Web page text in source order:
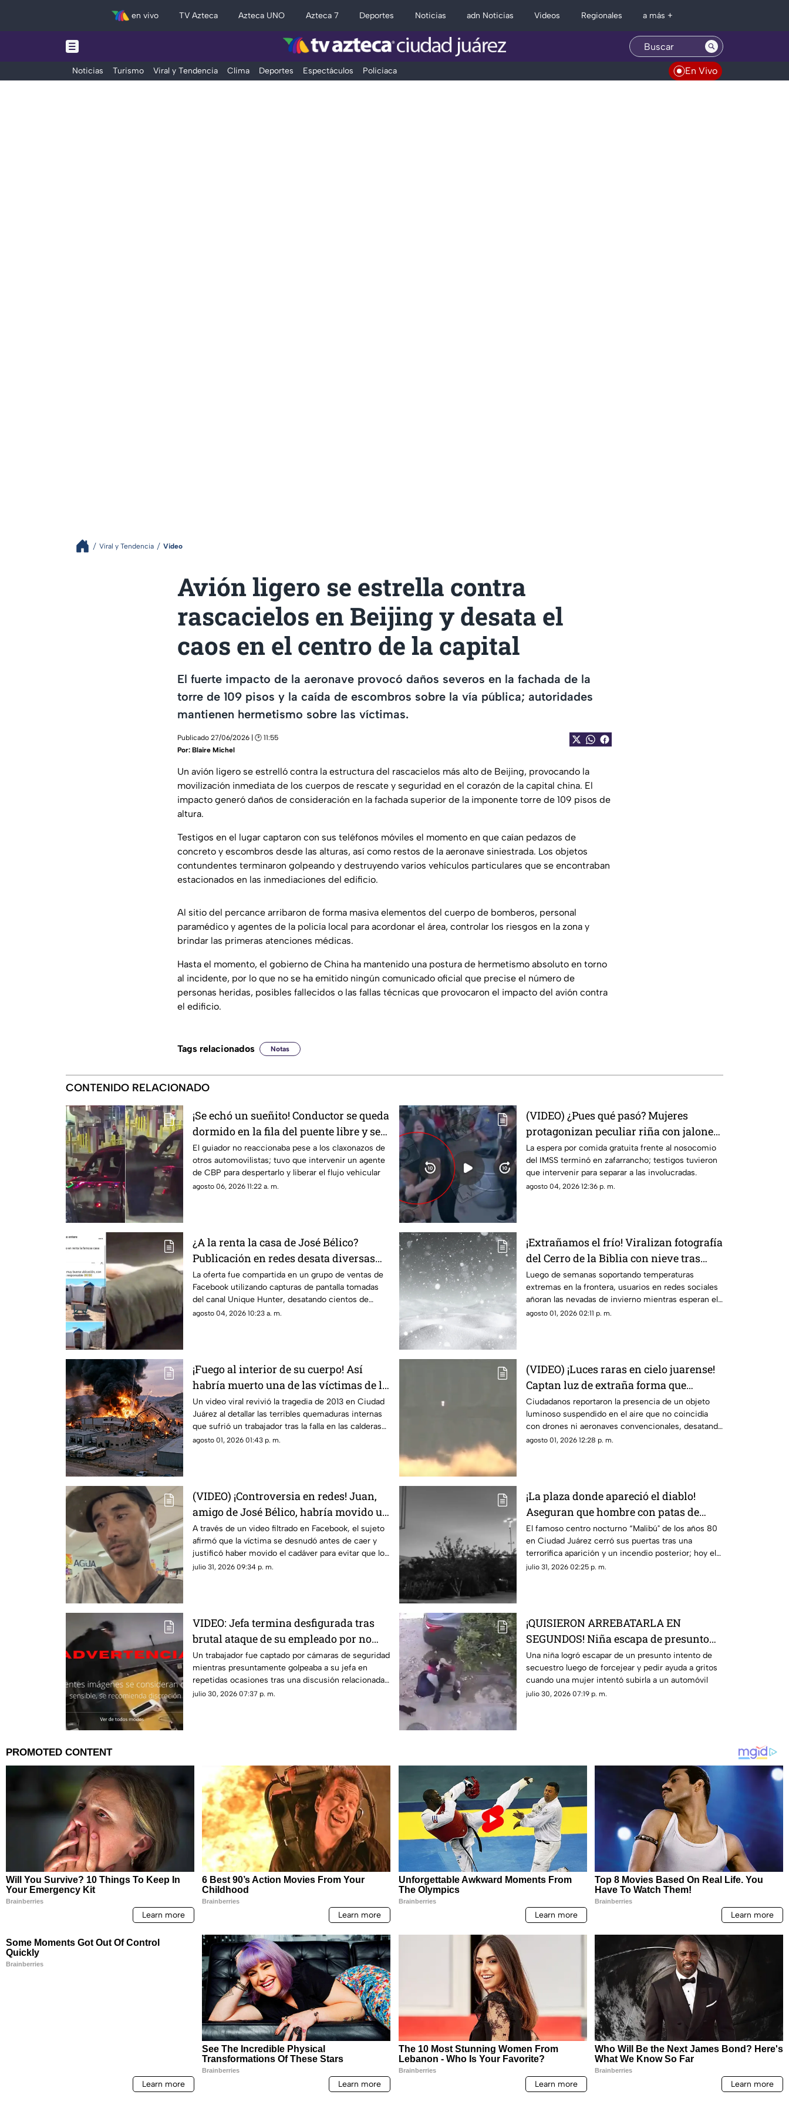
en vivo TV Azteca Azteca UNO Azteca 7 Deportes Noticias adn Noticias Videos Regionales a más +
Noticias Turismo Viral y Tendencia Clima Deportes Espectáculos Policiaca En Vivo
Viral y Tendencia Video
Avión ligero se estrella contra
rascacielos en Beijing y desata el
caos en el centro de la capital
El fuerte impacto de la aeronave provocó daños severos en la fachada de la
torre de 109 pisos y la caída de escombros sobre la vía pública; autoridades
mantienen hermetismo sobre las víctimas.
Publicado 27/06/2026 | 🕑 11:55
Por: Blaire Michel
Un avión ligero se estrelló contra la estructura del rascacielos más alto de Beijing, provocando la
movilización inmediata de los cuerpos de rescate y seguridad en el corazón de la capital china. El
impacto generó daños de consideración en la fachada superior de la imponente torre de 109 pisos de
altura.
Testigos en el lugar captaron con sus teléfonos móviles el momento en que caían pedazos de
concreto y escombros desde las alturas, así como restos de la aeronave siniestrada. Los objetos
contundentes terminaron golpeando y destruyendo varios vehículos particulares que se encontraban
estacionados en las inmediaciones del edificio.
Al sitio del percance arribaron de forma masiva elementos del cuerpo de bomberos, personal
paramédico y agentes de la policía local para acordonar el área, controlar los riesgos en la zona y
brindar las primeras atenciones médicas.
Hasta el momento, el gobierno de China ha mantenido una postura de hermetismo absoluto en torno
al incidente, por lo que no se ha emitido ningún comunicado oficial que precise el número de
personas heridas, posibles fallecidos o las fallas técnicas que provocaron el impacto del avión contra
el edificio.
Tags relacionados Notas
CONTENIDO RELACIONADO
¡Se echó un sueñito! Conductor se queda
dormido en la fila del puente libre y se
viraliza en Ciudad Juárez
El guiador no reaccionaba pese a los claxonazos de
otros automovilistas; tuvo que intervenir un agente
de CBP para despertarlo y liberar el flujo vehicular
agosto 06, 2026 11:22 a. m.
(VIDEO) ¿Pues qué pasó? Mujeres
protagonizan peculiar riña con jalones
de cabello en fila de burritos y desatan
comentarios en redes
La espera por comida gratuita frente al nosocomio
del IMSS terminó en zafarrancho; testigos tuvieron
que intervenir para separar a las involucradas.
agosto 04, 2026 12:36 p. m.
¿A la renta la casa de José Bélico?
Publicación en redes desata diversas
opiniones en Ciudad Juárez
La oferta fue compartida en un grupo de ventas de
Facebook utilizando capturas de pantalla tomadas
del canal Unique Hunter, desatando cientos de
burlas entre usuarios locales.
agosto 04, 2026 10:23 a. m.
¡Extrañamos el frío! Viralizan fotografía
del Cerro de la Biblia con nieve tras
días con más de 40 grados en Juárez
Luego de semanas soportando temperaturas
extremas en la frontera, usuarios en redes sociales
añoran las nevadas de invierno mientras esperan el
descenso del termómetro
agosto 01, 2026 02:11 p. m.
¡Fuego al interior de su cuerpo! Así
habría muerto una de las víctimas de la
explosión de una maquiladora en
Ciudad Juárez
Un video viral revivió la tragedia de 2013 en Ciudad
Juárez al detallar las terribles quemaduras internas
que sufrió un trabajador tras la falla en las calderas
de la maquiladora
agosto 01, 2026 01:43 p. m.
(VIDEO) ¡Luces raras en cielo juarense!
Captan luz de extraña forma que
asemeja un OVNI
Ciudadanos reportaron la presencia de un objeto
luminoso suspendido en el aire que no coincidía
con drones ni aeronaves convencionales, desatando
teorías sobre un fenómeno OVNI.
agosto 01, 2026 12:28 p. m.
(VIDEO) ¡Controversia en redes! Juan,
amigo de José Bélico, habría movido un
cadáver que cayó en su dique
A través de un video filtrado en Facebook, el sujeto
afirmó que la víctima se desnudó antes de caer y
justificó haber movido el cadáver para evitar que lo
alcanzara el agua.
julio 31, 2026 09:34 p. m.
¡La plaza donde apareció el diablo!
Aseguran que hombre con patas de
cabra se apareció en lo que hoy es
conocida tienda en Juárez
El famoso centro nocturno “Malibú" de los años 80
en Ciudad Juárez cerró sus puertas tras una
terrorífica aparición y un incendio posterior; hoy el
sitio alberga la plaza de Soriana San Lorenzo
julio 31, 2026 02:25 p. m.
VIDEO: Jefa termina desfigurada tras
brutal ataque de su empleado por no
pagarle liquiación
Un trabajador fue captado por cámaras de seguridad
mientras presuntamente golpeaba a su jefa en
repetidas ocasiones tras una discusión relacionada
con su liquidación
julio 30, 2026 07:37 p. m.
¡QUISIERON ARREBATARLA EN
SEGUNDOS! Niña escapa de presunto
intento de secuestro; este es el VIDEO
Una niña logró escapar de un presunto intento de
secuestro luego de forcejear y pedir ayuda a gritos
cuando una mujer intentó subirla a un automóvil
julio 30, 2026 07:19 p. m.